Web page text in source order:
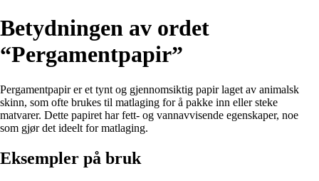
Betydningen av ordet
“Pergamentpapir”
Pergamentpapir er et tynt og gjennomsiktig papir laget av animalsk
skinn, som ofte brukes til matlaging for å pakke inn eller steke
matvarer. Dette papiret har fett- og vannavvisende egenskaper, noe
som gjør det ideelt for matlaging.
Eksempler på bruk